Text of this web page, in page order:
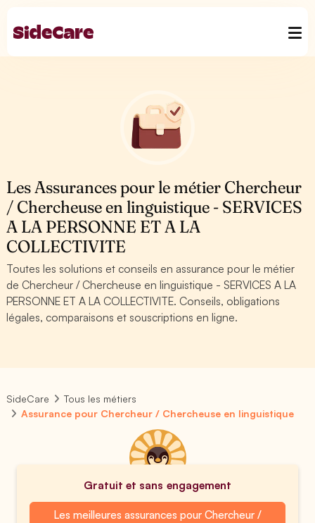
Les Assurances pour le métier Chercheur
/ Chercheuse en linguistique - SERVICES
A LA PERSONNE ET A LA
COLLECTIVITE
Toutes les solutions et conseils en assurance pour le métier
de Chercheur / Chercheuse en linguistique - SERVICES A LA
PERSONNE ET A LA COLLECTIVITE. Conseils, obligations
légales, comparaisons et souscriptions en ligne.
SideCare
Tous les métiers
Assurance pour Chercheur / Chercheuse en linguistique
Gratuit et sans engagement
Les meilleures assurances pour Chercheur /